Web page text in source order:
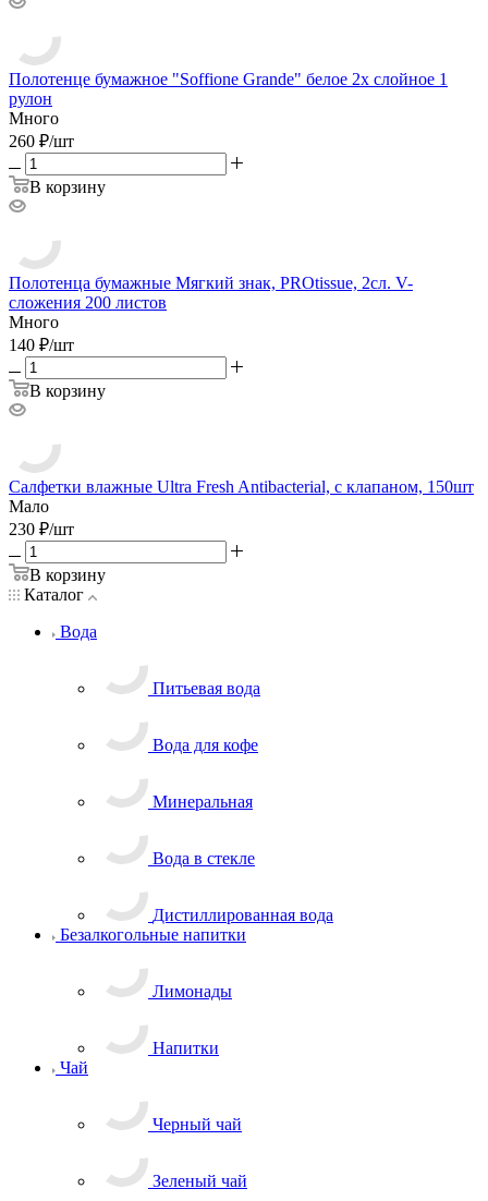
Полотенце бумажное "Soffione Grande" белое 2х слойное 1
рулон
Много
260 ₽/шт
В корзину
Полотенца бумажные Мягкий знак, PROtissue, 2сл. V-
сложения 200 листов
Много
140 ₽/шт
В корзину
Салфетки влажные Ultra Fresh Antibacterial, с клапаном, 150шт
Мало
230 ₽/шт
В корзину
Каталог
Вода
Питьевая вода
Вода для кофе
Минеральная
Вода в стекле
Дистиллированная вода
Безалкогольные напитки
Лимонады
Напитки
Чай
Черный чай
Зеленый чай